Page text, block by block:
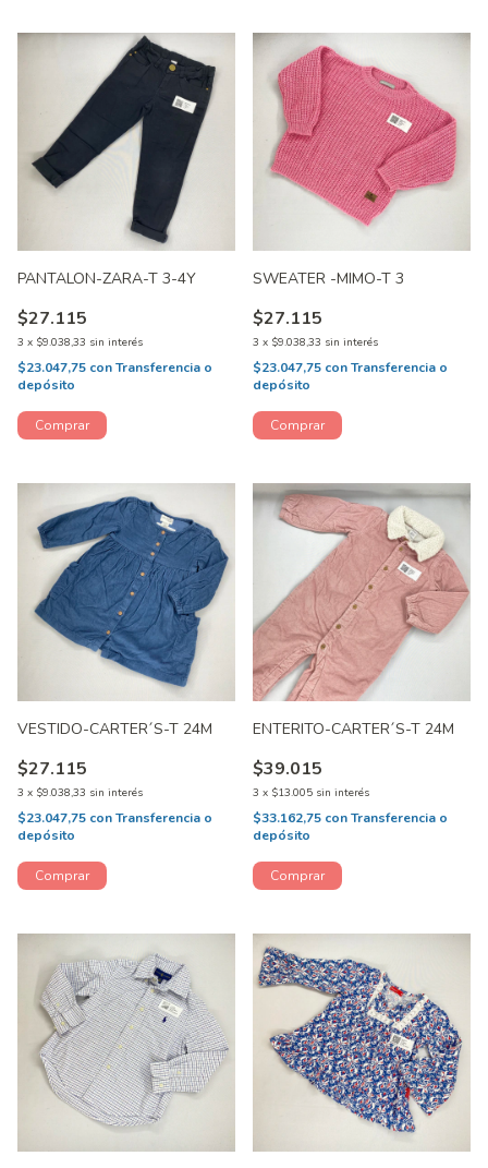
PANTALON-ZARA-T 3-4Y
$27.115
3 x $9.038,33 sin interés
$23.047,75 conTransferencia o
depósito
SWEATER -MIMO-T 3
$27.115
3 x $9.038,33 sin interés
$23.047,75 conTransferencia o
depósito
VESTIDO-CARTER´S-T 24M
$27.115
3 x $9.038,33 sin interés
$23.047,75 conTransferencia o
depósito
ENTERITO-CARTER´S-T 24M
$39.015
3 x $13.005 sin interés
$33.162,75 conTransferencia o
depósito